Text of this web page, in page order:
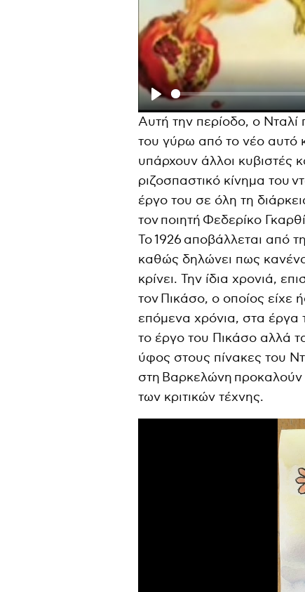
P
a
Αυτή την περίοδο, ο Νταλί
του γύρω από το νέο αυτό
υπάρχουν άλλοι κυβιστές
ριζοσπαστικό κίνημα του
έργο του σε όλη τη
τον ποιητή Φεδερίκο
Το 1926 αποβάλλεται από
καθώς δηλώνει πως
κρίνει. Την ίδια χρονιά,
τον Πικάσο, ο οποίος
επόμενα χρόνια, στα έργα
το έργο του Πικάσο αλλά
ύφος στους πίνακες του
στη Βαρκελώνη προκαλούν
των κριτικών τέχνης.